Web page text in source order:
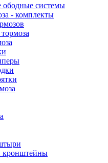
ободные системы
- комплекты
кронштейны